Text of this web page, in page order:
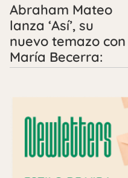
Abraham Mateo
lanza ‘Así’, su
nuevo temazo con
María Becerra:
Letra completa y